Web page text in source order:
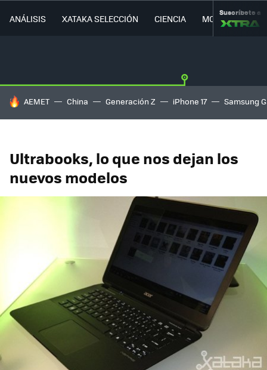
ANÁLISIS XATAKA SELECCIÓN CIENCIA MOVILIDAD
Suscríbete a
HOY SE HABLA DE
AEMET China Generación Z iPhone 17 Samsung
Ultrabooks, lo que nos dejan los
nuevos modelos